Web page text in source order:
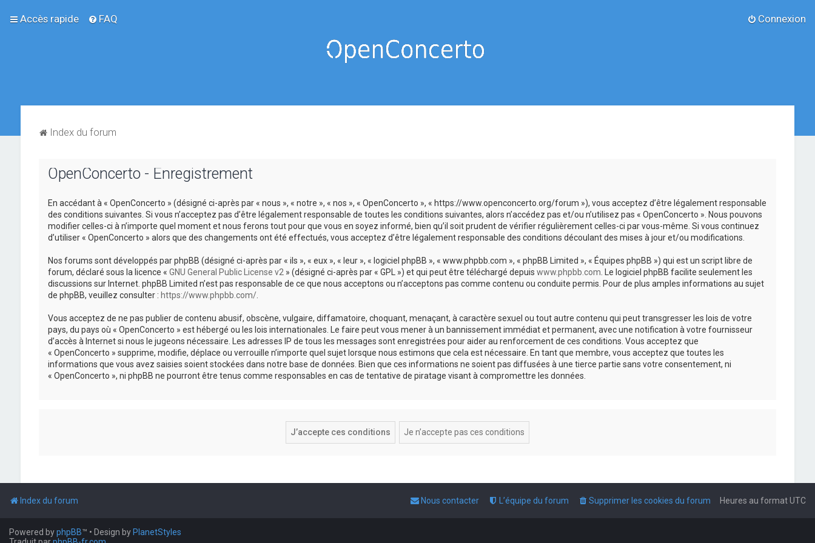
Accès rapide FAQ Connexion
Index du forum
OpenConcerto - Enregistrement
En accédant à « OpenConcerto » (désigné ci-après par « nous », « notre », « nos », « OpenConcerto », « https://www.openconcerto.org/forum »), vous acceptez d’être légalement responsable
des conditions suivantes. Si vous n’acceptez pas d’être légalement responsable de toutes les conditions suivantes, alors n’accédez pas et/ou n’utilisez pas « OpenConcerto ». Nous pouvons
modifier celles-ci à n’importe quel moment et nous ferons tout pour que vous en soyez informé, bien qu’il soit prudent de vérifier régulièrement celles-ci par vous-même. Si vous continuez
d’utiliser « OpenConcerto » alors que des changements ont été effectués, vous acceptez d’être légalement responsable des conditions découlant des mises à jour et/ou modifications.
Nos forums sont développés par phpBB (désigné ci-après par « ils », « eux », « leur », « logiciel phpBB », « www.phpbb.com », « phpBB Limited », « Équipes phpBB ») qui est un script libre de
forum, déclaré sous la licence « GNU General Public License v2 » (désigné ci-après par « GPL ») et qui peut être téléchargé depuis www.phpbb.com . Le logiciel phpBB facilite seulement les
discussions sur Internet. phpBB Limited n’est pas responsable de ce que nous acceptons ou n’acceptons pas comme contenu ou conduite permis. Pour de plus amples informations au sujet
de phpBB, veuillez consulter : https://www.phpbb.com/.
Vous acceptez de ne pas publier de contenu abusif, obscène, vulgaire, diffamatoire, choquant, menaçant, à caractère sexuel ou tout autre contenu qui peut transgresser les lois de votre
pays, du pays où « OpenConcerto » est hébergé ou les lois internationales. Le faire peut vous mener à un bannissement immédiat et permanent, avec une notification à votre fournisseur
d’accès à Internet si nous le jugeons nécessaire. Les adresses IP de tous les messages sont enregistrées pour aider au renforcement de ces conditions. Vous acceptez que
« OpenConcerto » supprime, modifie, déplace ou verrouille n’importe quel sujet lorsque nous estimons que cela est nécessaire. En tant que membre, vous acceptez que toutes les
informations que vous avez saisies soient stockées dans notre base de données. Bien que ces informations ne soient pas diffusées à une tierce partie sans votre consentement, ni
« OpenConcerto », ni phpBB ne pourront être tenus comme responsables en cas de tentative de piratage visant à compromettre les données.
Index du forum Heures au formatUTC
Supprimer les cookies du forum
L’équipe du forum
Nous contacter
Powered byphpBB™ • Design by PlanetStyles